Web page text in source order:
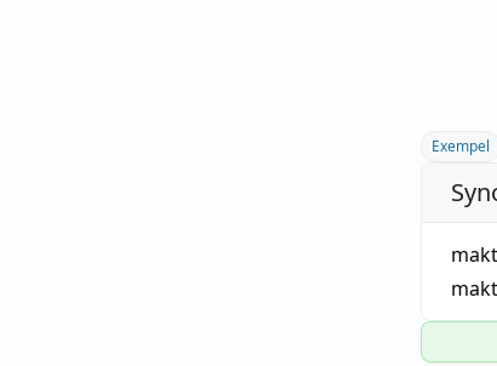
Exempel